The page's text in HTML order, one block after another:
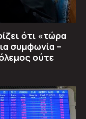
ότι «τώρα
συμφωνία –
ούτε